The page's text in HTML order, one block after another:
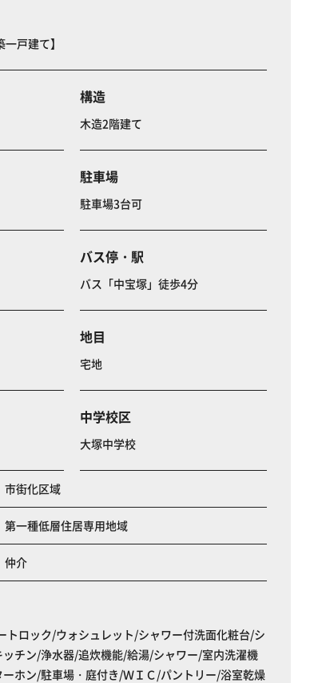
戸建て】
構造
木造2階建て
駐車場
駐車場3台可
バス停・駅
バス「中宝塚」徒歩4分
地目
宅地
中学校区
大塚中学校
市街化区域
第一種低層住居専用地域
仲介
トロック/ウォシュレット/シャワー付洗面化粧台/シ
チン/浄水器/追炊機能/給湯/シャワー/室内洗濯機
ホン/駐車場・庭付き/ＷＩＣ/パントリー/浴室乾燥